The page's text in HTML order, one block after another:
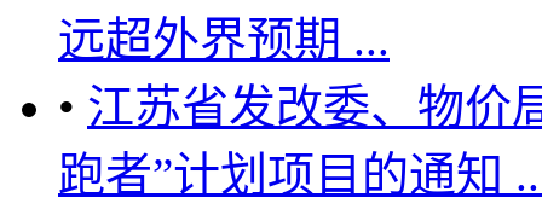
远超外界预期 ...
• 江苏省发改委、物价
跑者”计划项目的通知